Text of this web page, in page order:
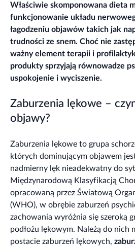
Właściwie skomponowana dieta
funkcjonowanie układu
łagodzeniu objawów takich jak
trudności ze snem. Choć nie
ważny element terapii i
produkty sprzyjają równowadze
uspokojenie i wyciszenie.
Zaburzenia lękowe –
objawy?
Zaburzenia lękowe to grupa
których dominującym objawem
nadmierny lęk nieadekwatny do
Międzynarodową Klasyfikacją
opracowaną przez Światową
(WHO), w obrębie zaburzeń
zachowania wyróżnia się szeroką
podłożu lękowym. Należą do nich
postacie zaburzeń lękowych,